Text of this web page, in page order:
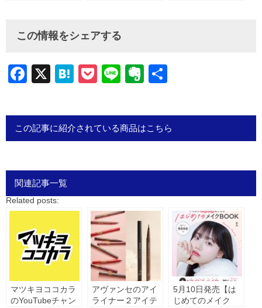
されました。
ド」受賞
この情報をシェアする
Facebook
X Hatena
Pocket
LineEvernote
この記事に紹介されている商品はこちら
関連記事一覧
Related posts:
マツキヨココカラ
のYouTubeチャン
アヴァンセのアイ
ライナー２アイテ
5月10日発売【は
じめてのメイク